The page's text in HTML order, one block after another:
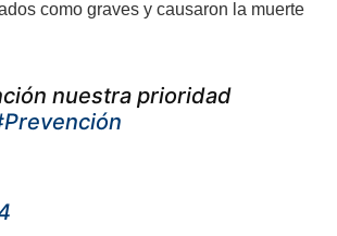
como graves y causaron la muerte
nuestra prioridad